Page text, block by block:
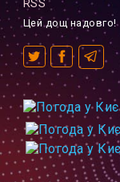
RSS
Цей дощ надовго!